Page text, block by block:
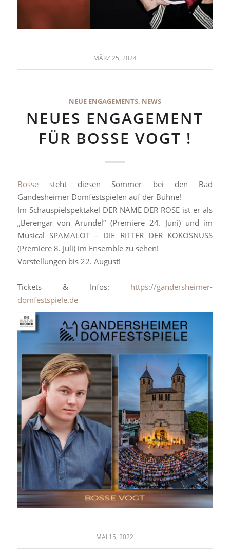
MÄRZ 25, 2024
NEUE ENGAGEMENTS, NEWS
NEUES ENGAGEMENT
FÜR BOSSE VOGT !
Bossesteht diesen Sommer bei den Bad
Gandesheimer Domfestspielen auf der Bühne!
Im Schauspielspektakel DER NAME DER ROSE ist er als
„Berengar von Arundel“ (Premiere 24. Juni) und im
Musical SPAMALOT – DIE RITTER DER KOKOSNUSS
(Premiere 8. Juli) im Ensemble zu sehen!
Vorstellungen bis 22. August!
Tickets & Infos: https://gandersheimer-
domfestspiele.de
MAI 15, 2022